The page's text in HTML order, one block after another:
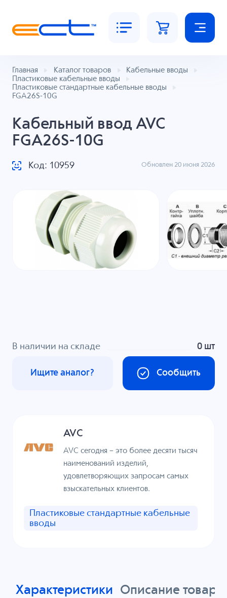
Главная Каталог товаров
Кабельные вводы
Пластиковые кабельные вводы
Пластиковые стандартные кабельные вводы
FGA26S-10G
Кабельный ввод AVC
FGA26S-10G
Код: 10959 Обновлен 20 июня 2026
В наличии на складе 0 шт
Сообщить
Ищите аналог?
AVC
AVC сегодня – это более десяти тысяч
наименований изделий,
удовлетворяющих запросам самых
взыскательных клиентов.
Пластиковые стандартные кабельные
вводы
Характеристики Описание товара